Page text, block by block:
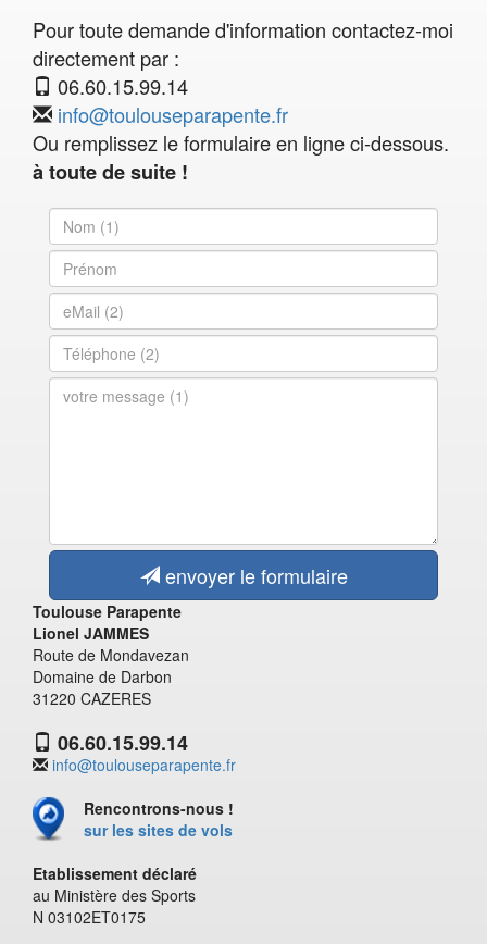
Pour toute demande d'information contactez-moi
directement par :
06.60.15.99.14
info@toulouseparapente.fr
Ou remplissez le formulaire en ligne ci-dessous.
à toute de suite !
envoyer le formulaire
Toulouse Parapente
Lionel JAMMES
Route de Mondavezan
Domaine de Darbon
31220 CAZERES
06.60.15.99.14
info@toulouseparapente.fr
Rencontrons-nous !
sur les sites de vols
Etablissement déclaré
au Ministère des Sports
N 03102ET0175